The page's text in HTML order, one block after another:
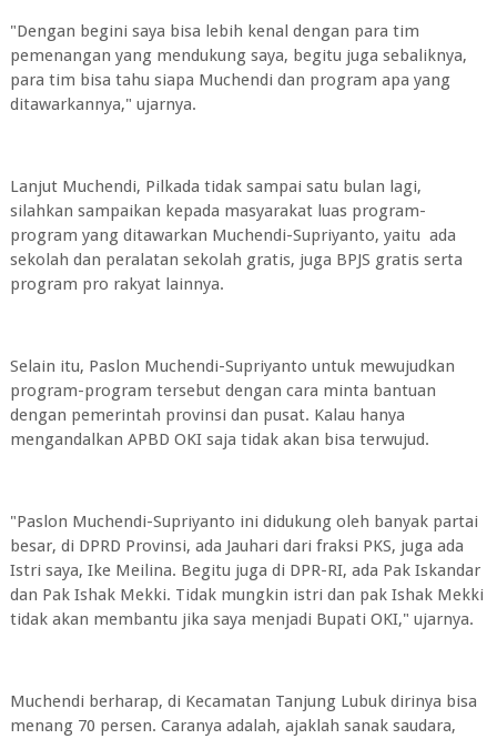
"Dengan begini saya bisa lebih kenal dengan para tim
pemenangan yang mendukung saya, begitu juga sebaliknya,
para tim bisa tahu siapa Muchendi dan program apa yang
ditawarkannya," ujarnya.
Lanjut Muchendi, Pilkada tidak sampai satu bulan lagi,
silahkan sampaikan kepada masyarakat luas program-
program yang ditawarkan Muchendi-Supriyanto, yaitu ada
sekolah dan peralatan sekolah gratis, juga BPJS gratis serta
program pro rakyat lainnya.
Selain itu, Paslon Muchendi-Supriyanto untuk mewujudkan
program-program tersebut dengan cara minta bantuan
dengan pemerintah provinsi dan pusat. Kalau hanya
mengandalkan APBD OKI saja tidak akan bisa terwujud.
"Paslon Muchendi-Supriyanto ini didukung oleh banyak partai
besar, di DPRD Provinsi, ada Jauhari dari fraksi PKS, juga ada
Istri saya, Ike Meilina. Begitu juga di DPR-RI, ada Pak Iskandar
dan Pak Ishak Mekki. Tidak mungkin istri dan pak Ishak Mekki
tidak akan membantu jika saya menjadi Bupati OKI," ujarnya.
Muchendi berharap, di Kecamatan Tanjung Lubuk dirinya bisa
menang 70 persen. Caranya adalah, ajaklah sanak saudara,